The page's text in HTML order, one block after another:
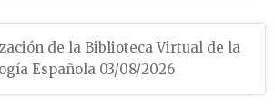
de la Biblioteca Virtual de la
Española 03/08/2026